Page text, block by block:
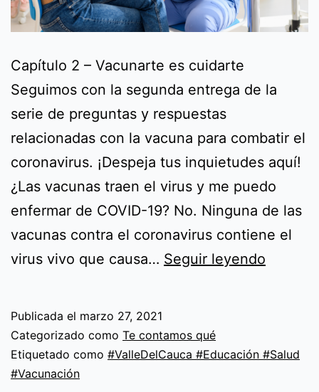
Capítulo 2 – Vacunarte es cuidarte
Seguimos con la segunda entrega de la
serie de preguntas y respuestas
relacionadas con la vacuna para combatir el
coronavirus. ¡Despeja tus inquietudes aquí!
¿Las vacunas traen el virus y me puedo
enfermar de COVID-19? No. Ninguna de las
vacunas contra el coronavirus contiene el
virus vivo que causa… Seguir leyendo
es
Publicada el marzo 27, 2021
Categorizado como Te contamos qué
Etiquetado como #ValleDelCauca #Educación #Salud
#Vacunación